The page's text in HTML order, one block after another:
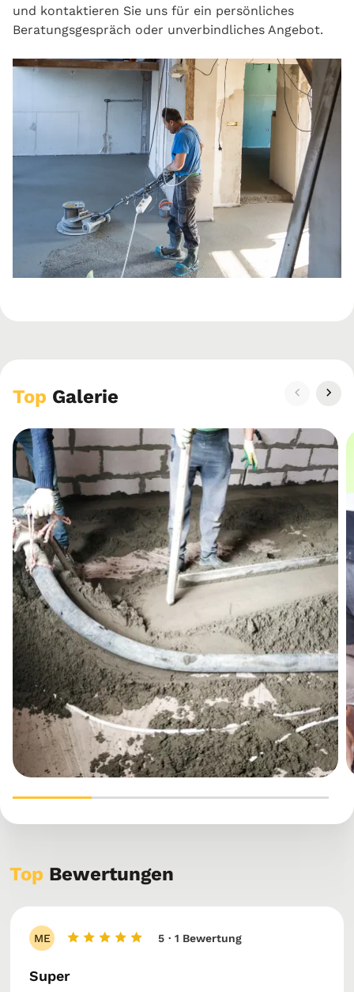
und kontaktieren Sie uns für ein persönliches
Beratungsgespräch oder unverbindliches Angebot.
Top Galerie
Top Bewertungen
ME 5 · 1 Bewertung
Super